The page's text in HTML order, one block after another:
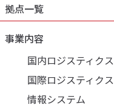
拠点一覧
事業内容
国内ロジスティクス
国際ロジスティクス
情報システム